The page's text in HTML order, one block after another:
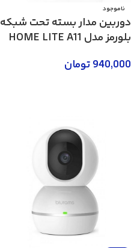
ناموجود
دوربین مدار بسته تحت شبکه
بلورمز مدل HOME LITE A11
940,000تومان